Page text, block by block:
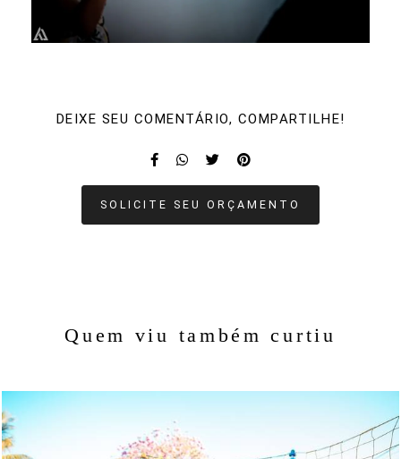
DEIXE SEU COMENTÁRIO, COMPARTILHE!
SOLICITE SEU ORÇAMENTO
Quem viu também curtiu